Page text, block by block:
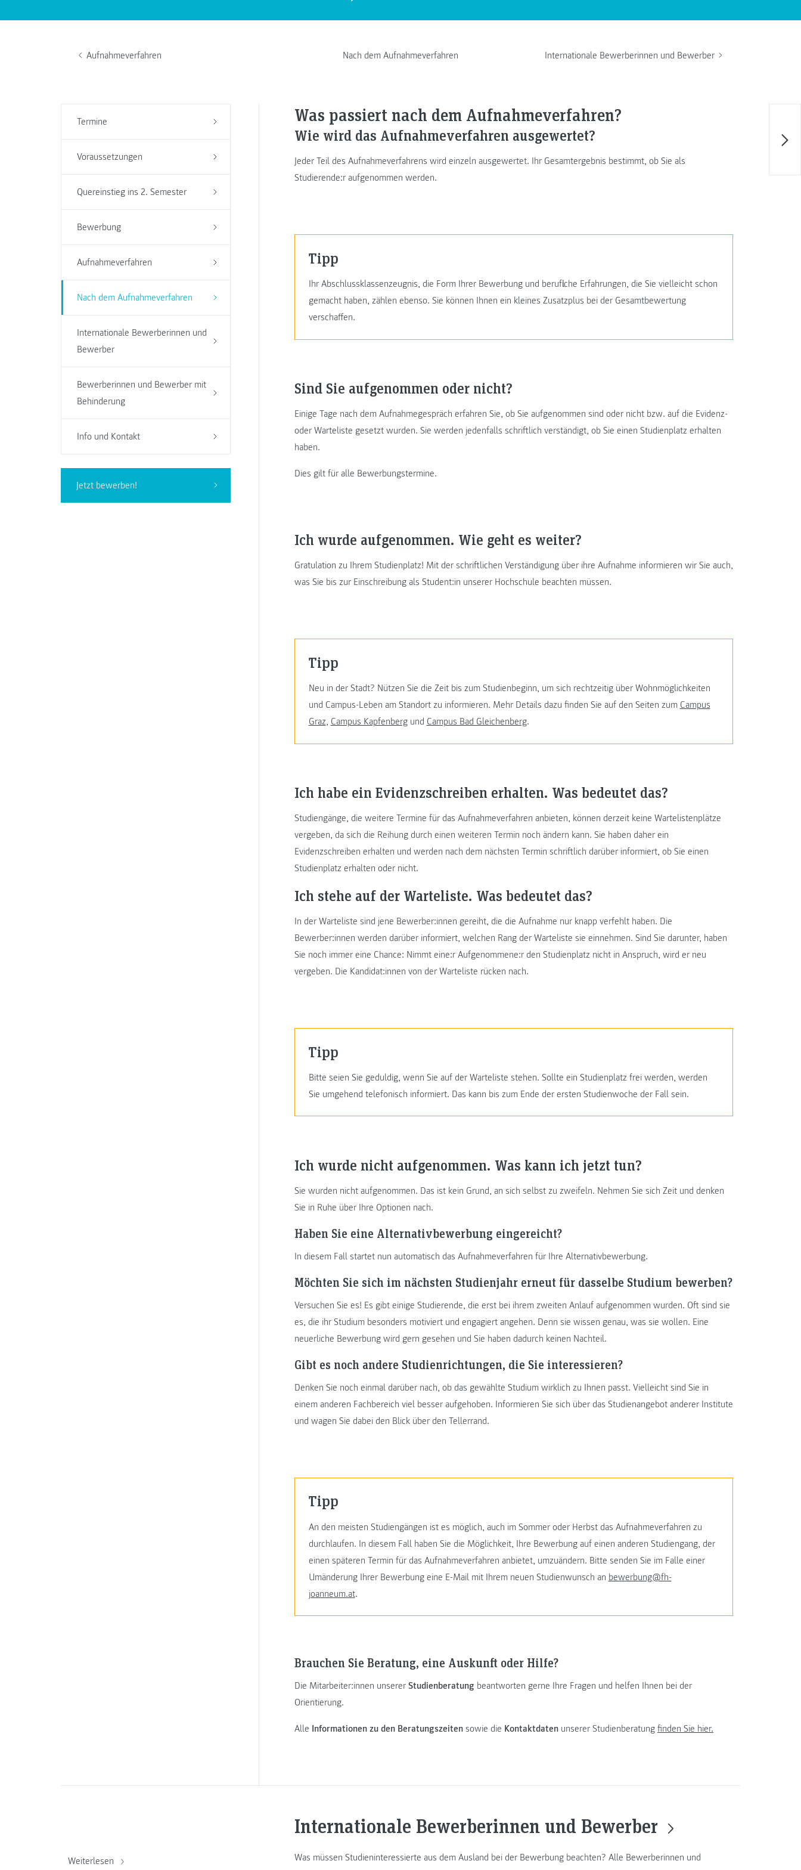
Aufnahmeverfahren Nach dem Aufnahmeverfahren Internationale Bewerberinnen und Bewerber
Termine
Voraussetzungen
Quereinstieg ins 2. Semester
Bewerbung
Aufnahmeverfahren
Nach dem Aufnahmeverfahren
Internationale Bewerberinnen und
Bewerber
Bewerberinnen und Bewerber mit
Behinderung
Info und Kontakt
Jetzt bewerben!
Was passiert nach dem Aufnahmeverfahren?
Wie wird das Aufnahmeverfahren ausgewertet?
Jeder Teil des Aufnahmeverfahrens wird einzeln ausgewertet. Ihr Gesamtergebnis bestimmt, ob Sie als
Studierende:r aufgenommen werden.
Tipp
Ihr Abschlussklassenzeugnis, die Form Ihrer Bewerbung und berufliche Erfahrungen, die Sie vielleicht schon
gemacht haben, zählen ebenso. Sie können Ihnen ein kleines Zusatzplus bei der Gesamtbewertung
verschaffen.
Sind Sie aufgenommen oder nicht?
Einige Tage nach dem Aufnahmegespräch erfahren Sie, ob Sie aufgenommen sind oder nicht bzw. auf die Evidenz-
oder Warteliste gesetzt wurden. Sie werden jedenfalls schriftlich verständigt, ob Sie einen Studienplatz erhalten
haben.
Dies gilt für alle Bewerbungstermine.
Ich wurde aufgenommen. Wie geht es weiter?
Gratulation zu Ihrem Studienplatz! Mit der schriftlichen Verständigung über ihre Aufnahme informieren wir Sie auch,
was Sie bis zur Einschreibung als Student:in unserer Hochschule beachten müssen.
Tipp
Neu in der Stadt? Nützen Sie die Zeit bis zum Studienbeginn, um sich rechtzeitig über Wohnmöglichkeiten
und Campus-Leben am Standort zu informieren. Mehr Details dazu finden Sie auf den Seiten zum Campus
Graz, Campus Kapfenbergund Campus Bad Gleichenberg.
Ich habe ein Evidenzschreiben erhalten. Was bedeutet das?
Studiengänge, die weitere Termine für das Aufnahmeverfahren anbieten, können derzeit keine Wartelistenplätze
vergeben, da sich die Reihung durch einen weiteren Termin noch ändern kann. Sie haben daher ein
Evidenzschreiben erhalten und werden nach dem nächsten Termin schriftlich darüber informiert, ob Sie einen
Studienplatz erhalten oder nicht.
Ich stehe auf der Warteliste. Was bedeutet das?
In der Warteliste sind jene Bewerber:innen gereiht, die die Aufnahme nur knapp verfehlt haben. Die
Bewerber:innen werden darüber informiert, welchen Rang der Warteliste sie einnehmen. Sind Sie darunter, haben
Sie noch immer eine Chance: Nimmt eine:r Aufgenommene:r den Studienplatz nicht in Anspruch, wird er neu
vergeben. Die Kandidat:innen von der Warteliste rücken nach.
Tipp
Bitte seien Sie geduldig, wenn Sie auf der Warteliste stehen. Sollte ein Studienplatz frei werden, werden
Sie umgehend telefonisch informiert. Das kann bis zum Ende der ersten Studienwoche der Fall sein.
Ich wurde nicht aufgenommen. Was kann ich jetzt tun?
Sie wurden nicht aufgenommen. Das ist kein Grund, an sich selbst zu zweifeln. Nehmen Sie sich Zeit und denken
Sie in Ruhe über Ihre Optionen nach.
Haben Sie eine Alternativbewerbung eingereicht?
In diesem Fall startet nun automatisch das Aufnahmeverfahren für Ihre Alternativbewerbung.
Möchten Sie sich im nächsten Studienjahr erneut für dasselbe Studium bewerben?
Versuchen Sie es! Es gibt einige Studierende, die erst bei ihrem zweiten Anlauf aufgenommen wurden. Oft sind sie
es, die ihr Studium besonders motiviert und engagiert angehen. Denn sie wissen genau, was sie wollen. Eine
neuerliche Bewerbung wird gern gesehen und Sie haben dadurch keinen Nachteil.
Gibt es noch andere Studienrichtungen, die Sie interessieren?
Denken Sie noch einmal darüber nach, ob das gewählte Studium wirklich zu Ihnen passt. Vielleicht sind Sie in
einem anderen Fachbereich viel besser aufgehoben. Informieren Sie sich über das Studienangebot anderer Institute
und wagen Sie dabei den Blick über den Tellerrand.
Tipp
An den meisten Studiengängen ist es möglich, auch im Sommer oder Herbst das Aufnahmeverfahren zu
durchlaufen. In diesem Fall haben Sie die Möglichkeit, Ihre Bewerbung auf einen anderen Studiengang, der
einen späteren Termin für das Aufnahmeverfahren anbietet, umzuändern. Bitte senden Sie im Falle einer
Umänderung Ihrer Bewerbung eine E-Mail mit Ihrem neuen Studienwunsch an bewerbung@fh-
joanneum.at.
Brauchen Sie Beratung, eine Auskunft oder Hilfe?
Die Mitarbeiter:innen unserer Studienberatung beantworten gerne Ihre Fragen und helfen Ihnen bei der
Orientierung.
Alle Informationen zu den Beratungszeiten sowie die Kontaktdaten unserer Studienberatung finden Sie hier.
Weiterlesen
Internationale Bewerberinnen und Bewerber
Was müssen Studieninteressierte aus dem Ausland bei der Bewerbung beachten? Alle Bewerberinnen und